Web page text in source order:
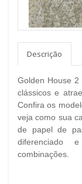
Descrição
Golden House
clássicos e
Confira os
veja como sua
de papel de
diferenciado
combinações.